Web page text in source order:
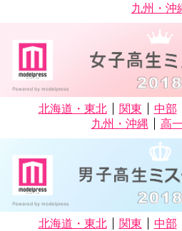
九州・沖
北海道・東北 関東 中部
九州・沖縄
高
北海道・東北 関東 中部